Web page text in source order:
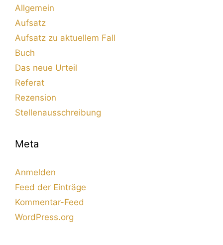
Allgemein
Aufsatz
Aufsatz zu aktuellem Fall
Buch
Das neue Urteil
Referat
Rezension
Stellenausschreibung
Meta
Anmelden
Feed der Einträge
Kommentar-Feed
WordPress.org